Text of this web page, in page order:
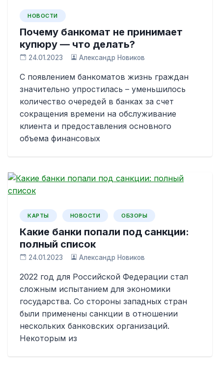
НОВОСТИ
Почему банкомат не принимает
купюру — что делать?
24.01.2023 Александр Новиков
С появлением банкоматов жизнь граждан
значительно упростилась – уменьшилось
количество очередей в банках за счет
сокращения времени на обслуживание
клиента и предоставления основного
объема финансовых
КАРТЫ НОВОСТИ ОБЗОРЫ
Какие банки попали под санкции:
полный список
24.01.2023 Александр Новиков
2022 год для Российской Федерации стал
сложным испытанием для экономики
государства. Со стороны западных стран
были применены санкции в отношении
нескольких банковских организаций.
Некоторым из